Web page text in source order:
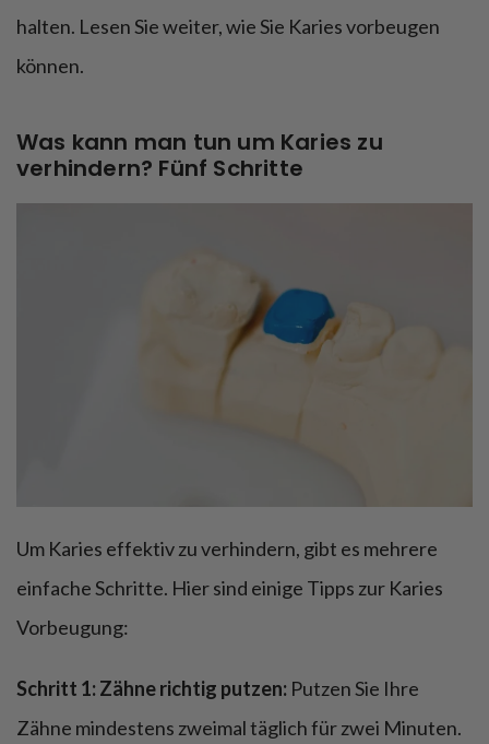
halten. Lesen Sie weiter, wie Sie Karies vorbeugen
können.
Was kann man tun um Karies zu
verhindern? Fünf Schritte
Um Karies effektiv zu verhindern, gibt es mehrere
einfache Schritte. Hier sind einige Tipps zur Karies
Vorbeugung:
Schritt 1: Zähne richtig putzen: Putzen Sie Ihre
Zähne mindestens zweimal täglich für zwei Minuten.